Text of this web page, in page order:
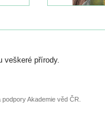
veškeré přírody.
Akademie věd ČR.